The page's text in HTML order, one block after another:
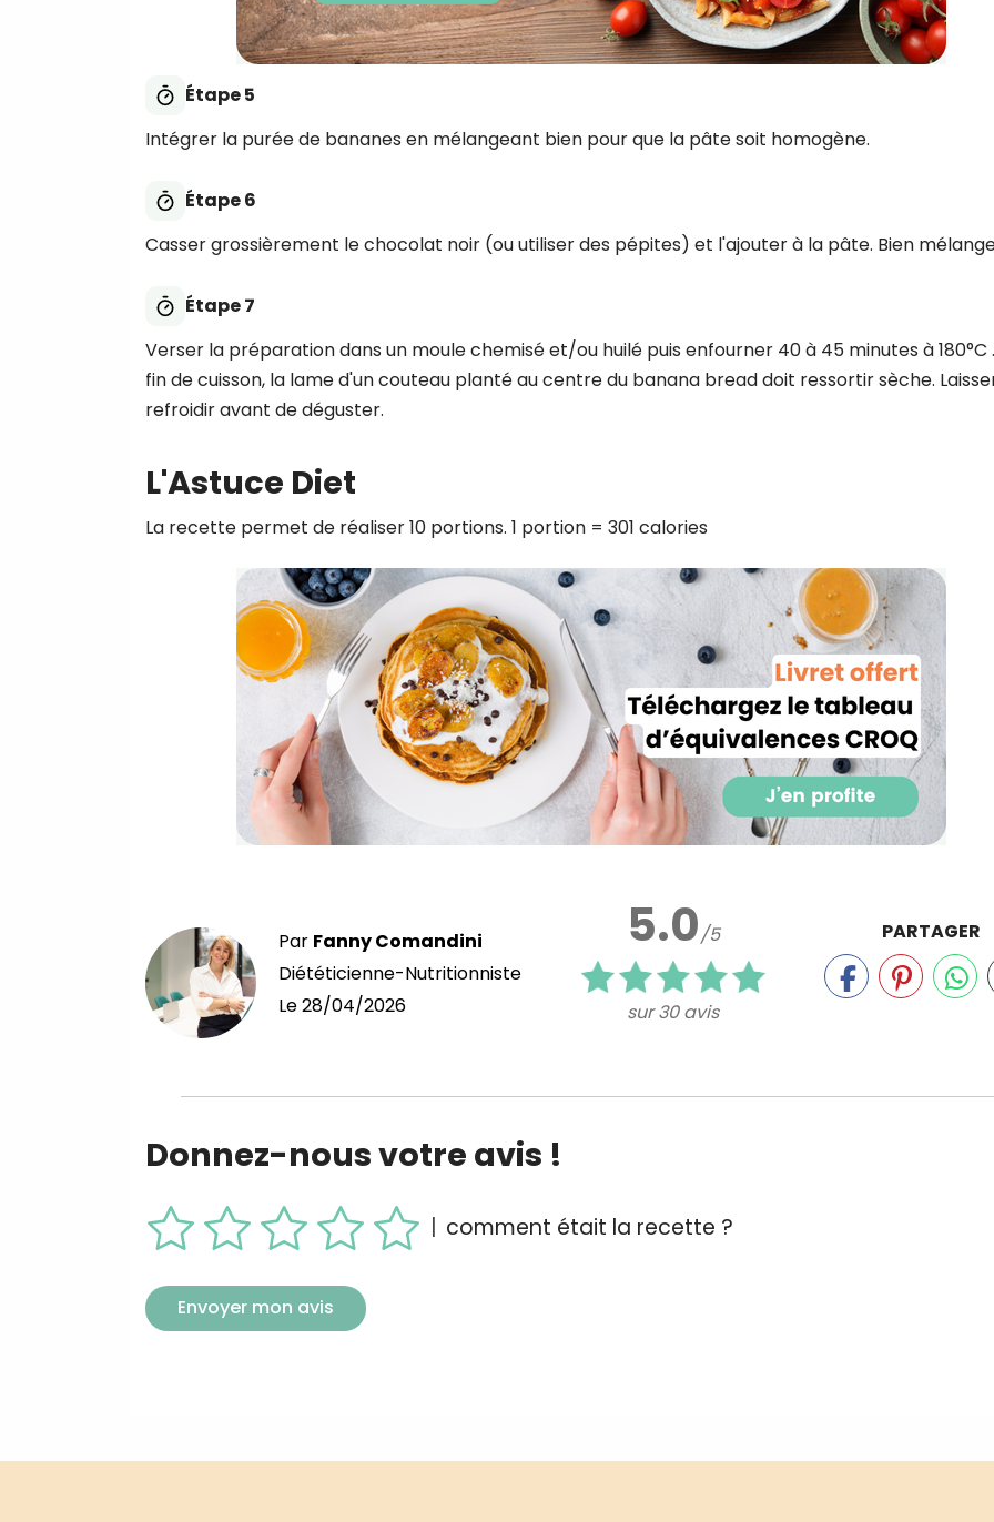
Étape 5
Intégrer la purée de bananes en mélangeant bien pour que la pâte soit homogène.
Étape 6
Casser grossièrement le chocolat noir (ou utiliser des pépites) et l'ajouter à la pâte. Bien
Étape 7
Verser la préparation dans un moule chemisé et/ou huilé puis enfourner 40 à 45 minutes à 180°C
fin de cuisson, la lame d'un couteau planté au centre du banana bread doit ressortir sèche.
refroidir avant de déguster.
L'Astuce Diet
La recette permet de réaliser 10 portions. 1 portion = 301 calories
Par Fanny Comandini
Diététicienne-Nutritionniste
Le28/04/2026
5.0/5
sur 30 avis
PARTAGER
Donnez-nous votre avis !
comment était la recette ?
Envoyer mon avis